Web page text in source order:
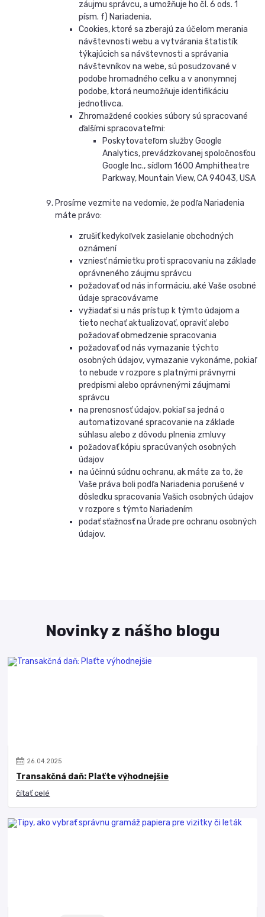
záujmu správcu, a umožňuje ho čl. 6 ods. 1
písm. f) Nariadenia.
Cookies, ktoré sa zberajú za účelom merania
návštevnosti webu a vytvárania štatistík
týkajúcich sa návštevnosti a správania
návštevníkov na webe, sú posudzované v
podobe hromadného celku a v anonymnej
podobe, ktorá neumožňuje identifikáciu
jednotlivca.
Zhromaždené cookies súbory sú spracované
ďalšími spracovateľmi:
Poskytovateľom služby Google
Analytics, prevádzkovanej spoločnosťou
Google Inc., sídlom 1600 Amphitheatre
Parkway, Mountain View, CA 94043, USA
Prosíme vezmite na vedomie, že podľa Nariadenia
máte právo:
zrušiť kedykoľvek zasielanie obchodných
oznámení
vzniesť námietku proti spracovaniu na základe
oprávneného záujmu správcu
požadovať od nás informáciu, aké Vaše osobné
údaje spracovávame
vyžiadať si u nás prístup k týmto údajom a
tieto nechať aktualizovať, opraviť alebo
požadovať obmedzenie spracovania
požadovať od nás vymazanie týchto
osobných údajov, vymazanie vykonáme, pokiaľ
to nebude v rozpore s platnými právnymi
predpismi alebo oprávnenými záujmami
správcu
na prenosnosť údajov, pokiaľ sa jedná o
automatizované spracovanie na základe
súhlasu alebo z dôvodu plnenia zmluvy
požadovať kópiu spracúvaných osobných
údajov
na účinnú súdnu ochranu, ak máte za to, že
Vaše práva boli podľa Nariadenia porušené v
dôsledku spracovania Vašich osobných údajov
v rozpore s týmto Nariadením
podať sťažnosť na Úrade pre ochranu osobných
údajov.
Novinky z nášho blogu
26 04 2025
Transakčná daň: Plaťte výhodnejšie
čítať celé